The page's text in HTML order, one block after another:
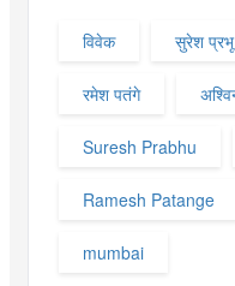
विवेक सुरेश प्रभू
रमेश पतंगे
Suresh Prabhu
Ramesh Patange
mumbai